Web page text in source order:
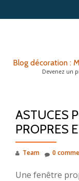
Blog décoration :
Devenez un
ASTUCES
PROPRES
Team 0
Une fenêtre